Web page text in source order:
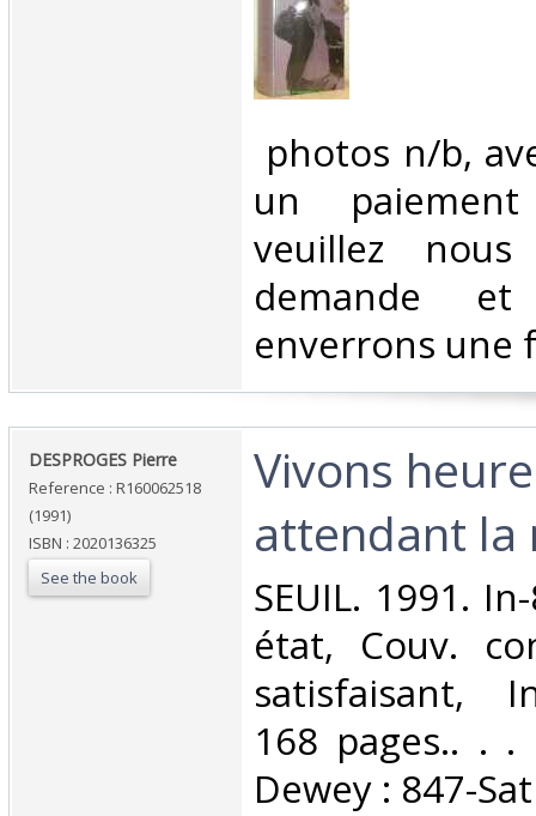
photos n/b,
un
veuillez
demande
enverrons une
‎DESPROGES Pierre‎
Reference : R160062518
(1991)
ISBN : 2020136325
See the book
‎Vivons
attendant la
‎SEUIL. 1991.
état, Couv.
satisfaisant,
168 pages.. . .
Dewey : 847-